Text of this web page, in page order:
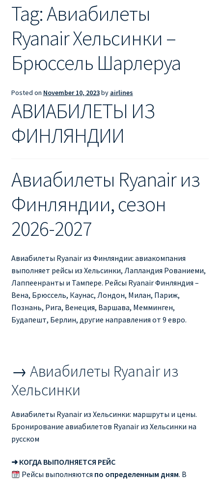
RYANAIR ИЗ РИГИ
Ryanair из Стокгольма
RYANAIR ИЗ ТАЛЛИНА
Ryanair из Тампере
RYANAIR ИЗ ЧЕХИИ | ПРАГА, ОСТРАВА, ПАРДУБИЦЕ,
БРНО
Ryanair изменения
Ryanair изменить дату
Ryanair изменить фамилию
Ryanair Испания
RYANAIR ИТАЛИЯ
RYANAIR КУПИТЬ БИЛЕТЫ ENGLISH
Ryanair онлайн регистрация
Ryanair ошибка в фамилии, имени
Ryanair пересадки
RYANAIR ПОДГОРИЦА, ЧЕРНОГОРИЯ
Ryanair Польша
Tag:Авиабилеты
Ryanair Хельсинки –
Брюссель Шарлеруа
Posted on November 10, 2023by airlines
АВИАБИЛЕТЫ ИЗ
ФИНЛЯНДИИ
Авиабилеты Ryanair из
Финляндии, сезон
2026-2027
Авиабилеты Ryanair из Финляндии: авиакомпания
выполняет рейсы из Хельсинки, Лапландия Рованиеми,
Лаппеенранты и Тампере. Рейсы Ryanair Финляндия –
Вена, Брюссель, Каунас, Лондон, Милан, Париж,
Познань, Рига, Венеция, Варшава, Мемминген,
Будапешт, Берлин, другие направления от 9 евро.
→ Авиабилеты Ryanair из
Хельсинки
Авиабилеты Ryanair из Хельсинки: маршруты и цены.
Бронирование авиабилетов Ryanair из Хельсинки на
русском
➜ КОГДА ВЫПОЛНЯЕТСЯ РЕЙС
Рейсы выполняются по определенным дням. В